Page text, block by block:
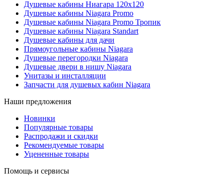
Душевые кабины Ниагара 120x120
Душевые кабины Niagara Promo
Душевые кабины Niagara Promo Тропик
Душевые кабины Niagara Standart
Душевые кабины для дачи
Прямоугольные кабины Niagara
Душевые перегородки Niagara
Душевые двери в нишу Niagara
Унитазы и инсталляции
Запчасти для душевых кабин Niagara
Наши предложения
Новинки
Популярные товары
Распродажи и скидки
Рекомендуемые товары
Уцененные товары
Помощь и сервисы